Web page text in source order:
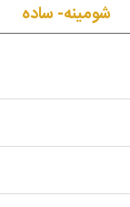
شومینه- ساده